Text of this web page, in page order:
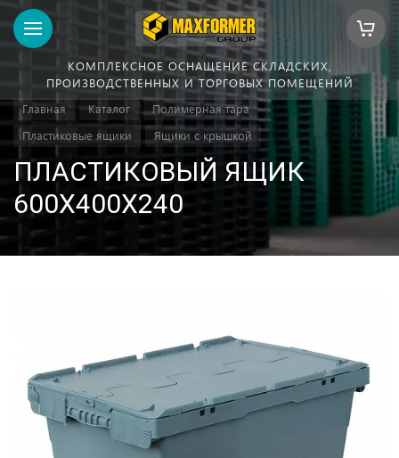
КОМПЛЕКСНОЕ ОСНАЩЕНИЕ СКЛАДСКИХ,
ПРОИЗВОДСТВЕННЫХ И ТОРГОВЫХ ПОМЕЩЕНИЙ
Главная
Каталог
Полимерная тара
Пластиковые ящики
Ящики с крышкой
ПЛАСТИКОВЫЙ ЯЩИК
600Х400Х240